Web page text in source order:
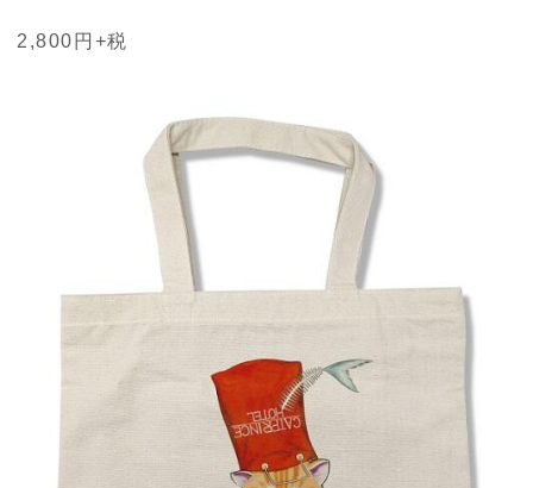
2,800円+税